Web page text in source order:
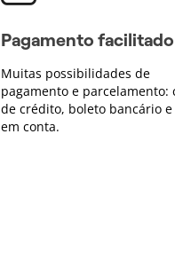
Pagamento facilitado
Muitas possibilidades de
pagamento e parcelamento:
de crédito, boleto bancário
em conta.